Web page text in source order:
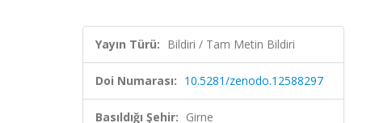
Yayın Türü: Bildiri / Tam Metin Bildiri
Doi Numarası: 10.5281/zenodo.12588297
Basıldığı Şehir: Girne